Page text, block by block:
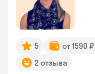
5 от 1590
2 отзыва